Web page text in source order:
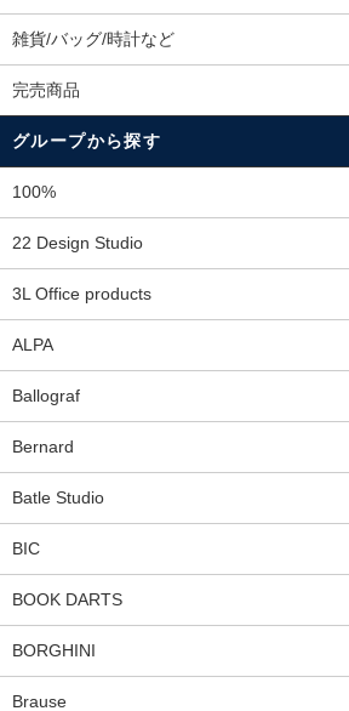
雑貨/バッグ/時計など
完売商品
グループから探す
100%
22 Design Studio
3L Office products
ALPA
Ballograf
Bernard
Batle Studio
BIC
BOOK DARTS
BORGHINI
Brause